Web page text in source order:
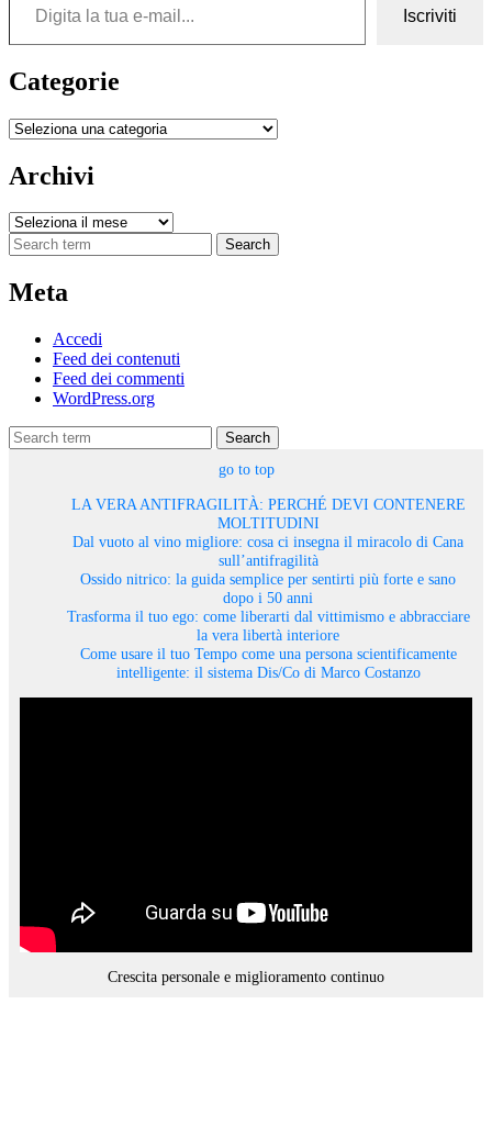
Iscriviti
Categorie
Categorie
Archivi
Archivi
Search
Meta
Accedi
Feed dei contenuti
Feed dei commenti
WordPress.org
Search
go to top
LA VERA ANTIFRAGILITÀ: PERCHÉ DEVI CONTENERE
MOLTITUDINI
Dal vuoto al vino migliore: cosa ci insegna il miracolo di Cana
sull’antifragilità
Ossido nitrico: la guida semplice per sentirti più forte e sano
dopo i 50 anni
Trasforma il tuo ego: come liberarti dal vittimismo e abbracciare
la vera libertà interiore
Come usare il tuo Tempo come una persona scientificamente
intelligente: il sistema Dis/Co di Marco Costanzo
Crescita personale e miglioramento continuo